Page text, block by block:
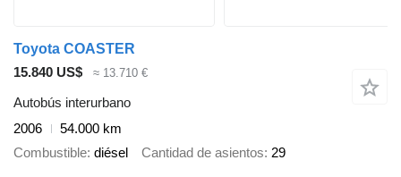
Toyota COASTER
15.840 US$
≈ 13.710 €
Autobús interurbano
2006
54.000 km
Combustible diésel Cantidad de asientos 29